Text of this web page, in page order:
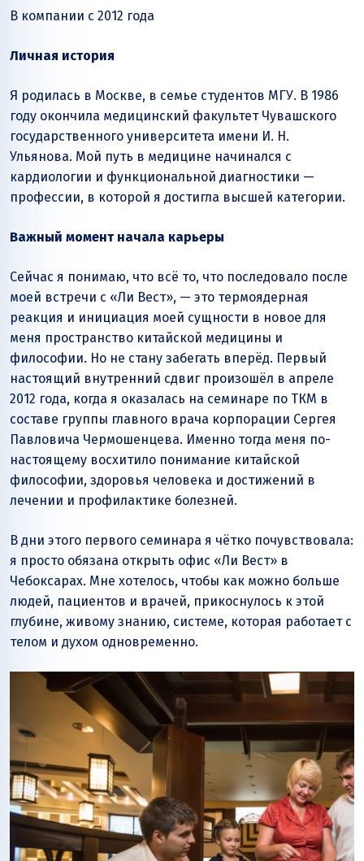
В компании с 2012 года
Личная история
Я родилась в Москве, в семье студентов МГУ. В 1986
году окончила медицинский факультет Чувашского
государственного университета имени И. Н.
Ульянова. Мой путь в медицине начинался с
кардиологии и функциональной диагностики —
профессии, в которой я достигла высшей категории.
Важный момент начала карьеры
Сейчас я понимаю, что всё то, что последовало после
моей встречи с «Ли Вест», — это термоядерная
реакция и инициация моей сущности в новое для
меня пространство китайской медицины и
философии. Но не стану забегать вперёд. Первый
настоящий внутренний сдвиг произошёл в апреле
2012 года, когда я оказалась на семинаре по ТКМ в
составе группы главного врача корпорации Сергея
Павловича Чермошенцева. Именно тогда меня по-
настоящему восхитило понимание китайской
философии, здоровья человека и достижений в
лечении и профилактике болезней.
В дни этого первого семинара я чётко почувствовала:
я просто обязана открыть офис «Ли Вест» в
Чебоксарах. Мне хотелось, чтобы как можно больше
людей, пациентов и врачей, прикоснулось к этой
глубине, живому знанию, системе, которая работает с
телом и духом одновременно.